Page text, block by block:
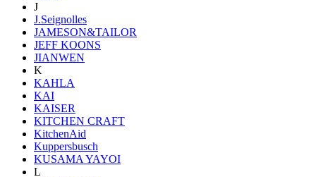
J
J.Seignolles
JAMESON&TAILOR
JEFF KOONS
JIANWEN
K
KAHLA
KAI
KAISER
KITCHEN CRAFT
KitchenAid
Kuppersbusch
KUSAMA YAYOI
L